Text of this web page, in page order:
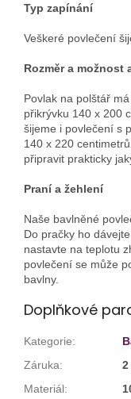
Typ zapínání
Veškeré povlečení
Rozměr a možnost
Povlak na polštář
přikrývku 140 x 200
šijeme i povlečení s
140 x 220
připravit prakticky
Praní a žehlení
Naše bavlněné
Do pračky ho
nastavte na teplotu
povlečení se může
bavlny.
Doplňkové
Kategorie:
Záruka:
2
Materiál: